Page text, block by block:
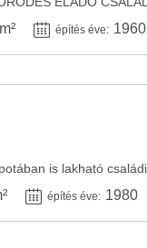
építés éve: 1960
építés éve: 1980